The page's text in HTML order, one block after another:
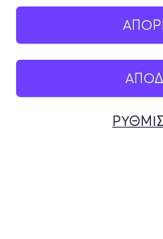
Mobile app